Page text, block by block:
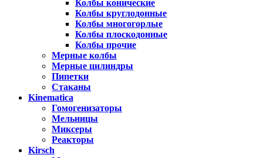
Колбы конические
Колбы круглодонные
Колбы многогорлые
Колбы плоскодонные
Колбы прочие
Мерные колбы
Мерные цилиндры
Пипетки
Стаканы
Kinematica
Гомогенизаторы
Мельницы
Миксеры
Реакторы
Kirsch